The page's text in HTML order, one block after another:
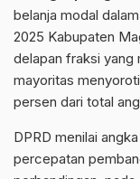
belanja modal
2025 Kabupaten
delapan fraksi yang
mayoritas
persen dari total
DPRD menilai
percepatan